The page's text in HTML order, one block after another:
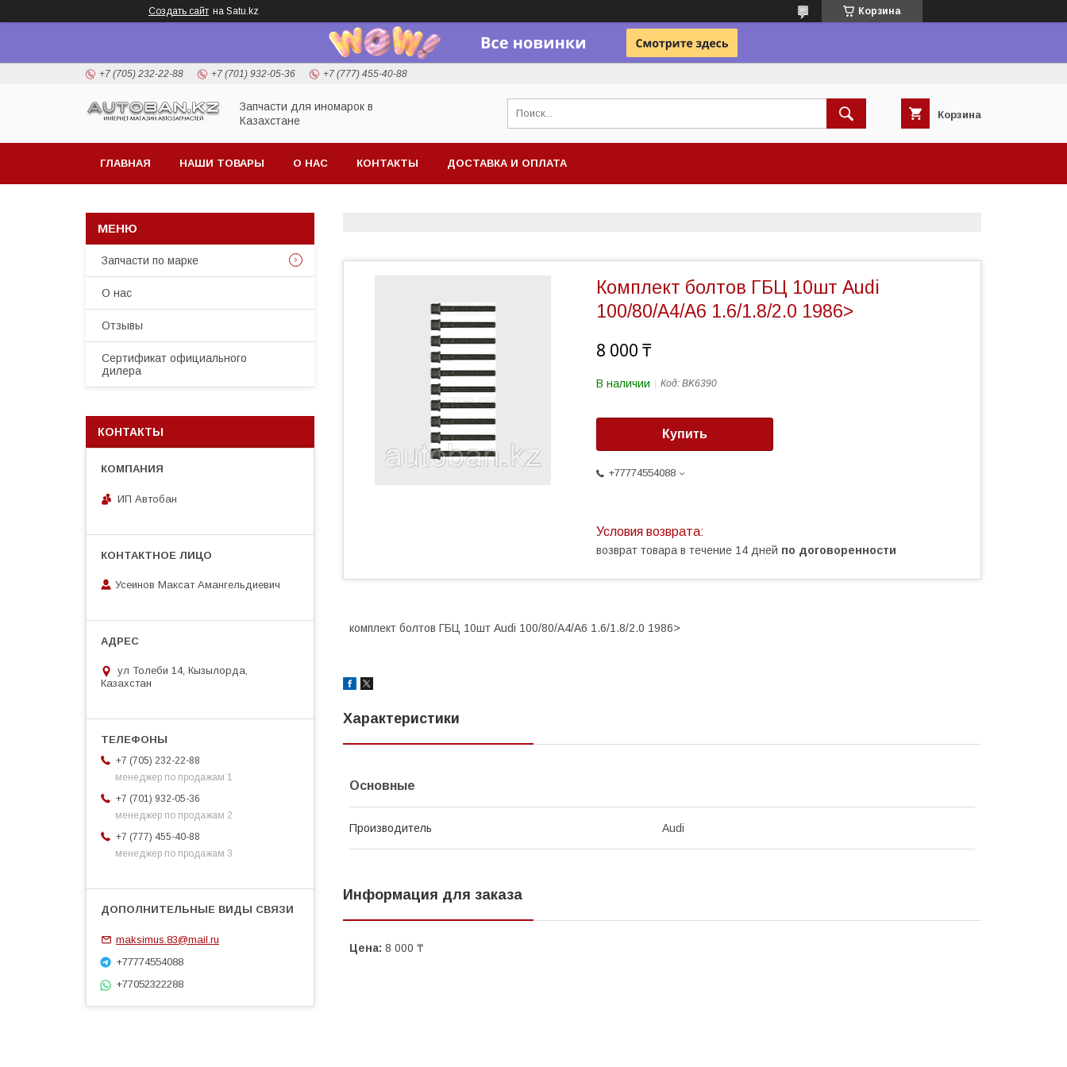
Создать сайт на Satu.kz Корзина
+7 (705) 232-22-88 +7 (701) 932-05-36 +7 (777) 455-40-88
Запчасти для иномарок в
Казахстане
Корзина
ГЛАВНАЯ НАШИ ТОВАРЫ О НАС КОНТАКТЫ ДОСТАВКА И ОПЛАТА
Комплект болтов ГБЦ 10шт Audi
100/80/A4/A6 1.6/1.8/2.0 1986>
8 000 ₸
В наличии Код: BK6390
Купить
+77774554088
возврат товара в течение 14 дней по договоренности
комплект болтов ГБЦ 10шт Audi 100/80/A4/A6 1.6/1.8/2.0 1986>
Характеристики
Основные
Производитель Audi
Информация для заказа
Цена: 8 000 ₸
Запчасти по марке
О нас
Отзывы
Сертификат официального
дилера
КОНТАКТЫ
ИП Автобан
Усеинов Максат Амангельдиевич
ул Толеби 14, Кызылорда,
Казахстан
+7 (705) 232-22-88
менеджер по продажам 1
+7 (701) 932-05-36
менеджер по продажам 2
+7 (777) 455-40-88
менеджер по продажам 3
maksimus.83@mail.ru
+77774554088
+77052322288